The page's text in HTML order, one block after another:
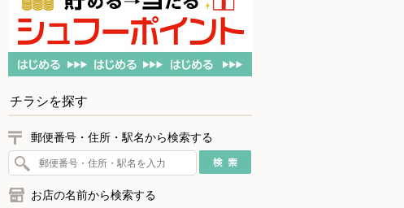
チラシを探す
郵便番号・住所・駅名から検索する
お店の名前から検索する